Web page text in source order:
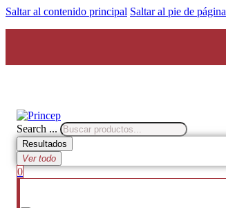
Saltar al contenido principal Saltar al pie de página
Search ...
Resultados
Ver todo
0